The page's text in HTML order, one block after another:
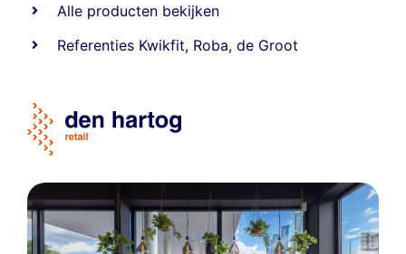
Alle producten bekijken
Referenties Kwikfit, Roba,de Groot